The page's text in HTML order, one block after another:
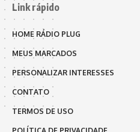
Link rápido
HOME RÁDIO PLUG
MEUS MARCADOS
PERSONALIZAR INTERESSES
CONTATO
TERMOS DE USO